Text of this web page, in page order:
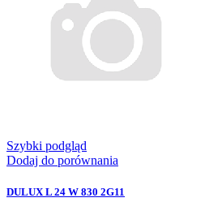
Szybki podgląd
Dodaj do porównania
DULUX L 24 W 830 2G11